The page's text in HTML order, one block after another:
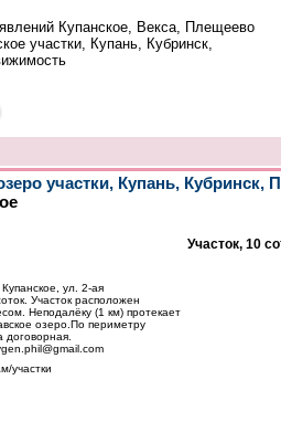
Купанское, Векса, Плещеево
участки, Купань, Кубринск,
участки, Купань,
Участок, 10
ул. 2-ая
Участок расположен
Неподалёку (1 км) протекает
озеро.По периметру
договорная.
участки